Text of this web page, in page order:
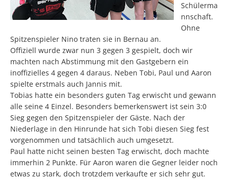
Schülerma
nnschaft.
Ohne
Spitzenspieler Nino traten sie in Bernau an.
Offiziell wurde zwar nun 3 gegen 3 gespielt, doch wir
machten nach Abstimmung mit den Gastgebern ein
inoffizielles 4 gegen 4 daraus. Neben Tobi, Paul und Aaron
spielte erstmals auch Jannis mit.
Tobias hatte ein besonders guten Tag erwischt und gewann
alle seine 4 Einzel. Besonders bemerkenswert ist sein 3:0
Sieg gegen den Spitzenspieler der Gäste. Nach der
Niederlage in den Hinrunde hat sich Tobi diesen Sieg fest
vorgenommen und tatsächlich auch umgesetzt.
Paul hatte nicht seinen besten Tag erwischt, doch machte
immerhin 2 Punkte. Für Aaron waren die Gegner leider noch
etwas zu stark, doch trotzdem verkaufte er sich sehr gut.